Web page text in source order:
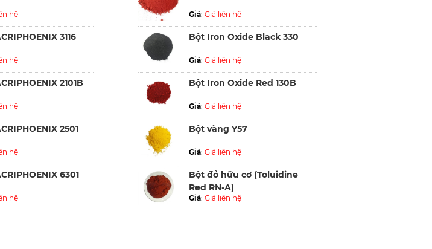
hệ
3116
hệ
2101B
hệ
2501
hệ
6301
hệ
Giá: Giá liên hệ
Bột Iron Oxide Black 330
Giá: Giá liên hệ
Bột Iron Oxide Red 130B
Giá: Giá liên hệ
Bột vàng Y57
Giá: Giá liên hệ
Bột đỏ hữu cơ (Toluidine
Red RN-A)
Giá: Giá liên hệ